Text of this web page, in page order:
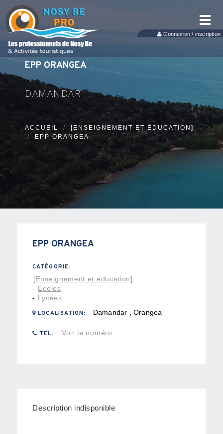
Connexion / inscription
EPP ORANGEA
DAMANDAR
ACCUEIL
[ENSEIGNEMENT ET ÉDUCATION]
EPP ORANGEA
EPP ORANGEA
CATÉGORIE:
[Enseignement et éducation]
- Ecoles
- Lycées
LOCALISATION: Damandar , Orangea
TEL: Voir le numéro
Description indisponible